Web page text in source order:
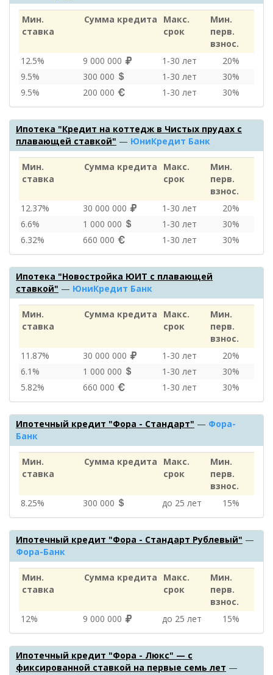
Мин.
ставка
Сумма кредита
Макс.
срок
Мин.
перв.
взнос.
12.5%
9 000 000 1‑30 лет
20%
9.5%
300 000 1‑30 лет
30%
9.5%
200 000 1‑30 лет 30%
Ипотека "Кредит на коттедж в Чистых прудах с
плавающей ставкой" — ЮниКредит Банк
Мин.
ставка
Сумма кредита
Макс.
срок
Мин.
перв.
взнос.
12.37%
30 000 000 1‑30 лет
20%
6.6%
1 000 000 1‑30 лет
30%
6.32%
660 000 1‑30 лет 30%
Ипотека "Новостройка ЮИТ с плавающей
ставкой" — ЮниКредит Банк
Мин.
ставка
Сумма кредита
Макс.
срок
Мин.
перв.
взнос.
11.87%
30 000 000 1‑30 лет
20%
6.1%
1 000 000 1‑30 лет
30%
5.82%
660 000 1‑30 лет 30%
Ипотечный кредит "Фора - Стандарт" — Фора-
Банк
Мин.
ставка
Сумма кредита
Макс.
срок
Мин.
перв.
взнос.
8.25%
300 000 до 25 лет 15%
Ипотечный кредит "Фора - Стандарт Рублевый" —
Фора-Банк
Мин.
ставка
Сумма кредита
Макс.
срок
Мин.
перв.
взнос.
12%
9 000 000 до 25 лет 15%
Ипотечный кредит "Фора - Люкс" — с
фиксированной ставкой на первые семь лет —